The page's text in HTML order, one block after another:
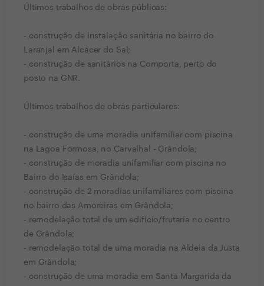
Últimos trabalhos de obras públicas:
- construção de instalação sanitária no bairro do
Laranjal em Alcácer do Sal;
- construção de sanitários na Comporta, perto do
posto na GNR.
Últimos trabalhos de obras particulares:
- construção de uma moradia unifamiliar com piscina
na Lagoa Formosa, no Carvalhal - Grândola;
- construção de moradia unifamiliar com piscina no
Bairro do Isaías em Grândola;
- construção de 2 moradias unifamiliares com piscina
no bairro das Amoreiras em Grândola;
- remodelação total de um edifício/frutaria no centro
de Grândola;
- remodelação total de uma moradia na Aldeia da Justa
em Grândola;
- construção de uma moradia em Santa Margarida da